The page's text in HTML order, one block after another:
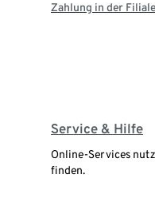
Zahlung in der Filiale
Service & Hilfe
Online-Services
finden.